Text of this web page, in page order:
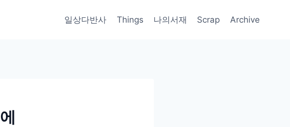
일상다반사 Things 나의서재 Scrap Archive